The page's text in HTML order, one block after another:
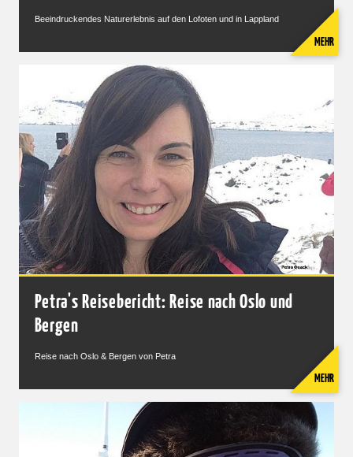
Beeindruckendes Naturerlebnis auf den Lofoten und in Lappland
MEHR
Petra's Reisebericht: Reise nach Oslo und
Bergen
Reise nach Oslo & Bergen von Petra
MEHR